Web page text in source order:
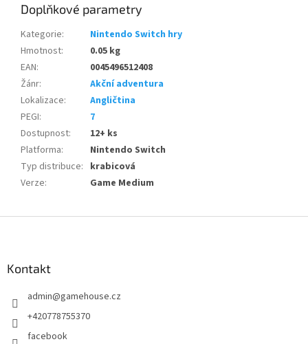
Doplňkové parametry
Kategorie:
Nintendo Switch hry
Hmotnost:
0.05 kg
EAN:
0045496512408
Žánr:
Akční adventura
Lokalizace:
Angličtina
PEGI:
7
Dostupnost:
12+ ks
Platforma:
Nintendo Switch
Typ distribuce: krabicová
Verze: Game Medium
Kontakt
admin@gamehouse.cz
+420778755370
facebook